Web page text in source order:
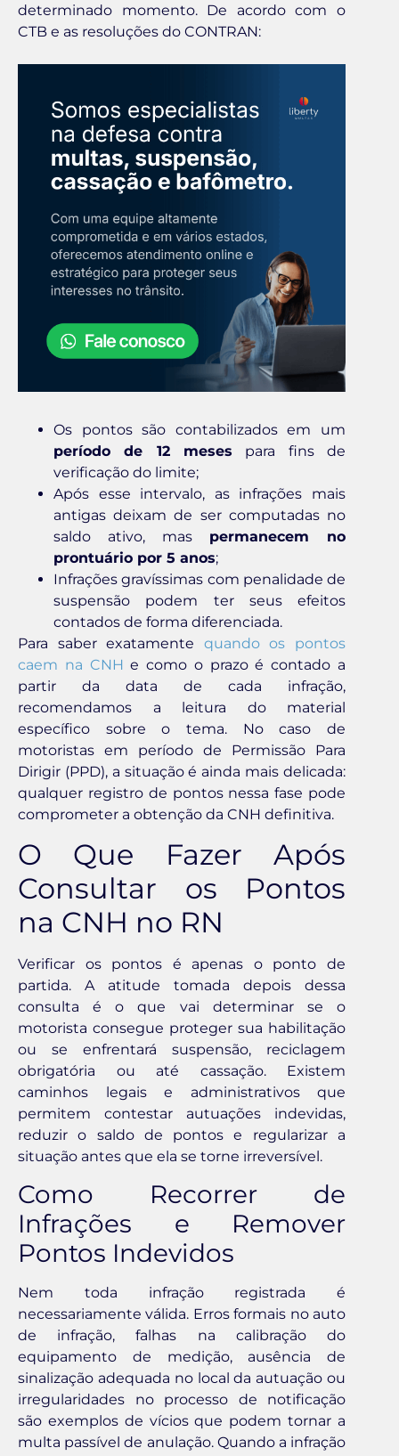
determinado momento. De acordo com o
CTB e as resoluções do CONTRAN:
Os pontos são contabilizados em um
período de 12 meses para fins de
verificação do limite;
Após esse intervalo, as infrações mais
antigas deixam de ser computadas no
saldo ativo, mas permanecem no
prontuário por 5 anos;
Infrações gravíssimas com penalidade de
suspensão podem ter seus efeitos
contados de forma diferenciada.
Para saber exatamente quando os pontos
caem na CNH e como o prazo é contado a
partir da data de cada infração,
recomendamos a leitura do material
específico sobre o tema. No caso de
motoristas em período de Permissão Para
Dirigir (PPD), a situação é ainda mais delicada:
qualquer registro de pontos nessa fase pode
comprometer a obtenção da CNH definitiva.
O Que Fazer Após
Consultar os Pontos
na CNH no RN
Verificar os pontos é apenas o ponto de
partida. A atitude tomada depois dessa
consulta é o que vai determinar se o
motorista consegue proteger sua habilitação
ou se enfrentará suspensão, reciclagem
obrigatória ou até cassação. Existem
caminhos legais e administrativos que
permitem contestar autuações indevidas,
reduzir o saldo de pontos e regularizar a
situação antes que ela se torne irreversível.
Como Recorrer de
Infrações e Remover
Pontos Indevidos
Nem toda infração registrada é
necessariamente válida. Erros formais no auto
de infração, falhas na calibração do
equipamento de medição, ausência de
sinalização adequada no local da autuação ou
irregularidades no processo de notificação
são exemplos de vícios que podem tornar a
multa passível de anulação. Quando a infração